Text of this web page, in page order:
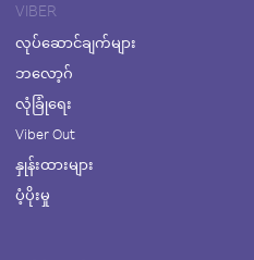
VIBER
လုပ်ဆောင်ချက်များ
ဘလော့ဂ်
လုံခြုံရေး
Viber Out
နှုန်းထားများ
ပံ့ပိုးမှု